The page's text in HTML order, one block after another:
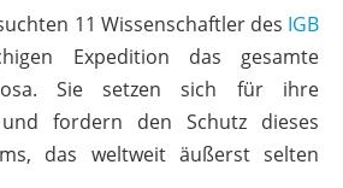
11 Wissenschaftler des IGB
Expedition das gesamte
Sie setzen sich für ihre
fordern den Schutz dieses
das weltweit äußerst selten